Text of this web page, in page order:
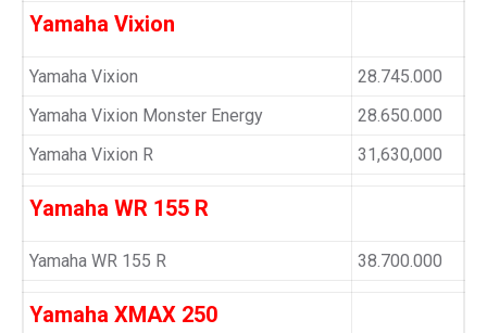
Yamaha Vixion
Yamaha Vixion
28.745.000
Yamaha Vixion Monster Energy
28.650.000
Yamaha Vixion R
31,630,000
Yamaha WR 155 R
Yamaha WR 155 R 38.700.000
Yamaha XMAX 250